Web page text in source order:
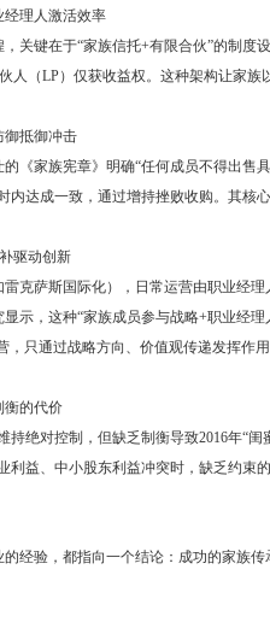
理人激活效率
关键在于“家族信托+有限合伙”的制度
人（LP）仅获收益权。这种架构让家族
抵御冲击
《家族宪章》明确“任何成员不得出售
内达成一致，通过增持挫败收购。其
驱动创新
克萨斯国际化），日常运营由职业经
示，这种“家族成员参与战略+职业经
，只通过战略方向、价值观传递发挥作
的代价
绝对控制，但缺乏制衡导致2016年“
利益、中小股东利益冲突时，缺乏约束
经验，都指向一个结论：成功的家族传